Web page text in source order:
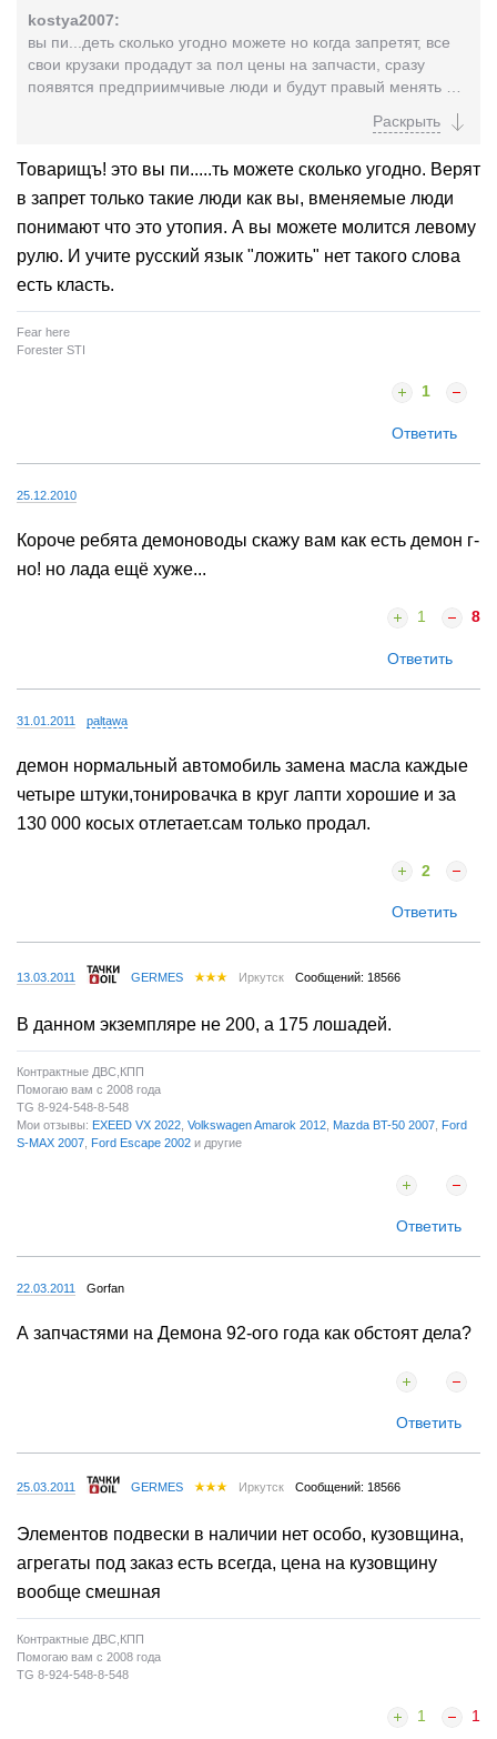
kostya2007:
вы пи...деть сколько угодно можете но когда запретят, все
свои крузаки продадут за пол цены на запчасти, сразу
появятся предприимчивые люди и будут правый менять на
левый, а все остальные дальше возмушаться на форумах,
а дальше демонстраций на ДВ дело не поидет! Потому что
тому подобные проблемы... Такой вывод можно сделать
исходя из истории нашего государства, как это и не
печально осознавать но это так.
Товарищъ! это вы пи.....ть можете сколько угодно. Верят
в запрет только такие люди как вы, вменяемые люди
понимают что это утопия. А вы можете молится левому
рулю. И учите русский язык "ложить" нет такого слова
есть класть.
Fear here
Forester STI
1
Ответить
25.12.2010
Короче ребята демоноводы скажу вам как есть демон г-
но! но лада ещё хуже...
1 8
Ответить
31.01.2011 paltawa
демон нормальный автомобиль замена масла каждые
четыре штуки,тонировачка в круг лапти хорошие и за
130 000 косых отлетает.сам только продал.
2
Ответить
13.03.2011 GERMES Иркутск Сообщений: 18566
В данном экземпляре не 200, а 175 лошадей.
Контрактные ДВС,КПП
Помогаю вам с 2008 года
TG 8-924-548-8-548
Мои отзывы: EXEED VX 2022 Volkswagen Amarok 2012 Mazda BT-50 2007 Ford
S-MAX 2007 Ford Escape 2002 и другие
Ответить
22.03.2011 Gorfan
А запчастями на Демона 92-ого года как обстоят дела?
Ответить
25.03.2011 GERMES Иркутск Сообщений: 18566
Элементов подвески в наличии нет особо, кузовщина,
агрегаты под заказ есть всегда, цена на кузовщину
вообще смешная
Контрактные ДВС,КПП
Помогаю вам с 2008 года
TG 8-924-548-8-548
1 1